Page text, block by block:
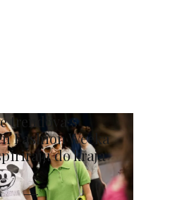
trendova s
Fashion Weeka
do kraja